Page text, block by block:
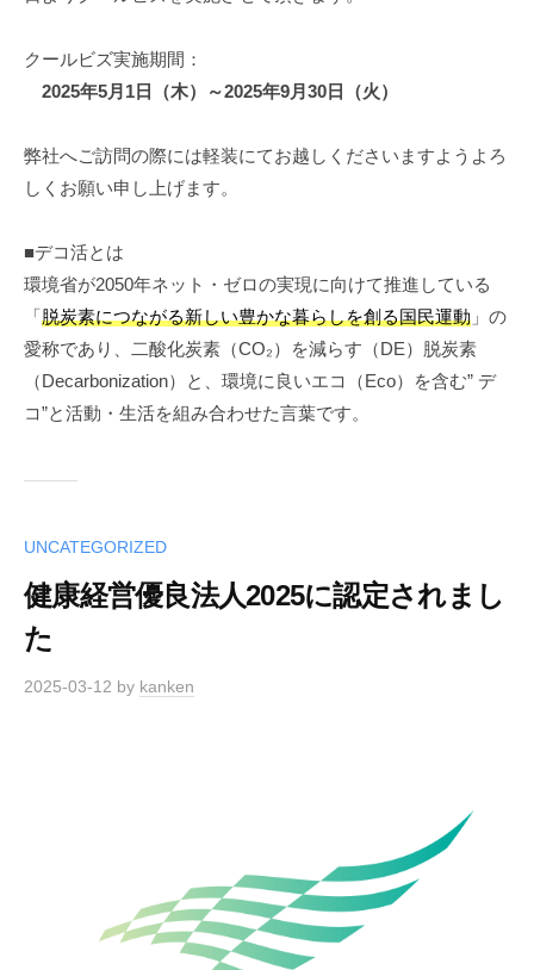
クールビズ実施期間：
2025年5月1日（木）～2025年9月30日（火）
弊社へご訪問の際には軽装にてお越しくださいますようよろ
しくお願い申し上げます。
■デコ活とは
環境省が2050年ネット・ゼロの実現に向けて推進している
「脱炭素につながる新しい豊かな暮らしを創る国民運動 」の
愛称であり、二酸化炭素（CO₂）を減らす（DE）脱炭素
（Decarbonization）と、環境に良いエコ（Eco）を含む” デ
コ”と活動・生活を組み合わせた言葉です。
UNCATEGORIZED
健康経営優良法人2025に認定されまし
た
2025-03-12 by kanken